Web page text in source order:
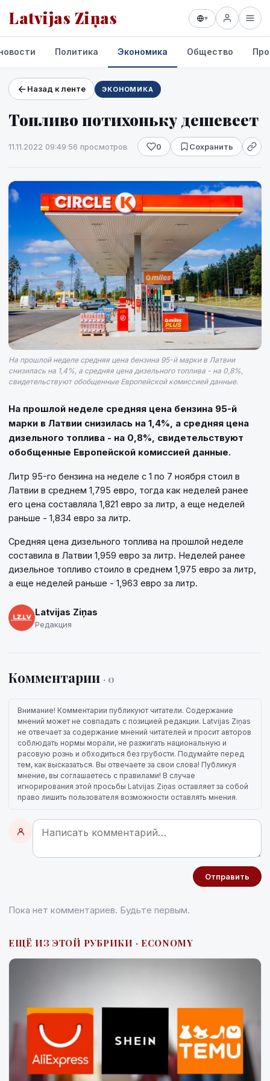
Latvijas Ziņas ▾
Проекты и сервисы
Прогноз погоды
Политика Экономика Общество
Назад к ленте ЭКОНОМИКА
Топливо потихоньку дешевеет
11.11.2022 09:49·56 просмотров 0 Сохранить
На прошлой неделе средняя цена бензина 95-й марки в Латвии
снизилась на 1,4%, а средняя цена дизельного топлива - на 0,8%,
свидетельствуют обобщенные Европейской комиссией данные.
На прошлой неделе средняя цена бензина 95-й
марки в Латвии снизилась на 1,4%, а средняя цена
дизельного топлива - на 0,8%, свидетельствуют
обобщенные Европейской комиссией данные.
Литр 95-го бензина на неделе с 1 по 7 ноября стоил в
Латвии в среднем 1,795 евро, тогда как неделей ранее
его цена составляла 1,821 евро за литр, а еще неделей
раньше - 1,834 евро за литр.
Средняя цена дизельного топлива на прошлой неделе
составила в Латвии 1,959 евро за литр. Неделей ранее
дизельное топливо стоило в среднем 1,975 евро за литр,
а еще неделей раньше - 1,963 евро за литр.
Latvijas Ziņas
Редакция
Комментарии · 0
Внимание! Комментарии публикуют читатели. Содержание
мнений может не совпадать с позицией редакции. Latvijas Ziņas
не отвечает за содержание мнений читателей и просит авторов
соблюдать нормы морали, не разжигать национальную и
расовую рознь и обходиться без грубости. Подумайте перед
тем, как высказаться. Вы отвечаете за свои слова! Публикуя
мнение, вы соглашаетесь с правилами! В случае
игнорирования этой просьбы Latvijas Ziņas оставляет за собой
право лишить пользователя возможности оставлять мнения.
Отправить
Пока нет комментариев. Будьте первым.
ЕЩЁ ИЗ ЭТОЙ РУБРИКИ · ECONOMY